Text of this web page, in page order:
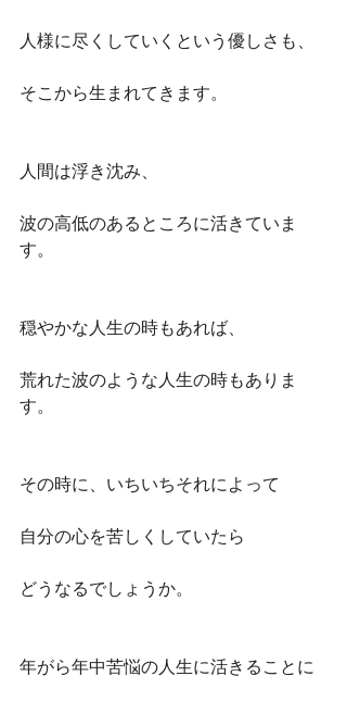
人様に尽くしていくという優しさも、
そこから生まれてきます。
人間は浮き沈み、
波の高低のあるところに活きていま
す。
穏やかな人生の時もあれば、
荒れた波のような人生の時もありま
す。
その時に、いちいちそれによって
自分の心を苦しくしていたら
どうなるでしょうか。
年がら年中苦悩の人生に活きることに